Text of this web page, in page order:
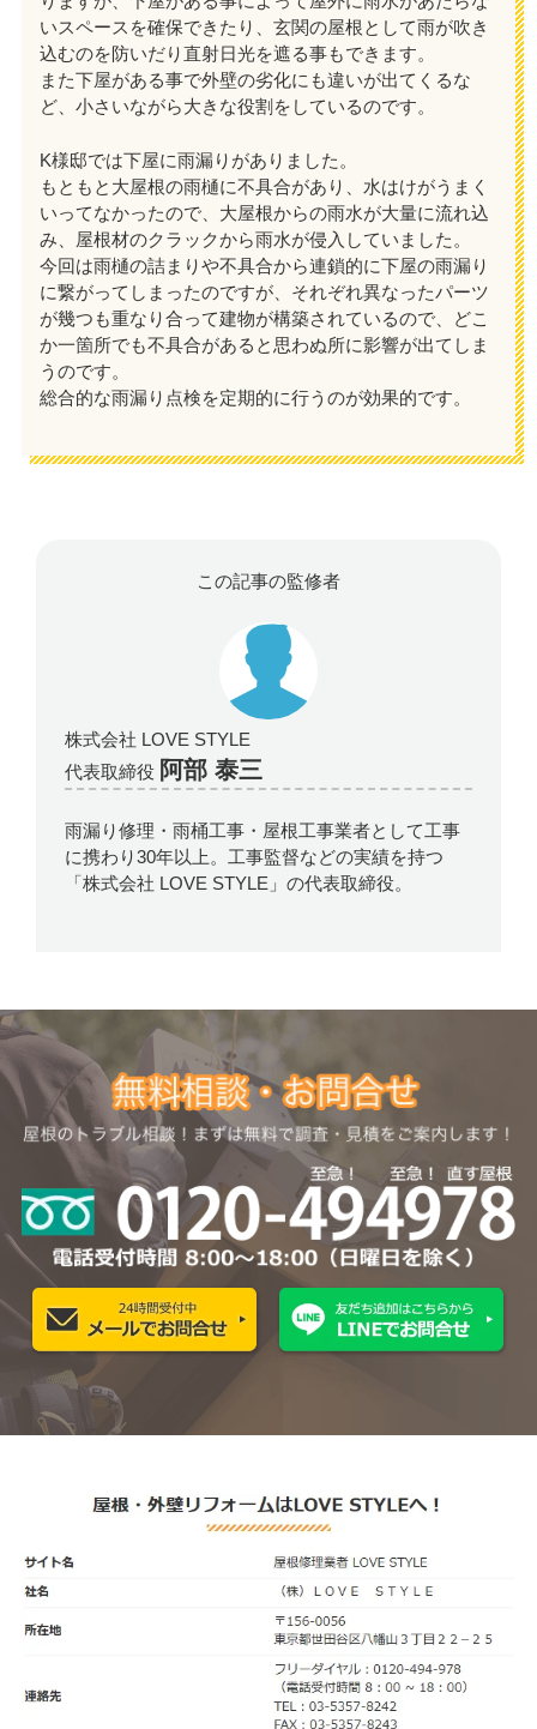
いスペースを確保できたり、玄関の屋根として雨が吹き
込むのを防いだり直射日光を遮る事もできます。
また下屋がある事で外壁の劣化にも違いが出てくるな
ど、小さいながら大きな役割をしているのです。
K様邸では下屋に雨漏りがありました。
もともと大屋根の雨樋に不具合があり、水はけがうまく
いってなかったので、大屋根からの雨水が大量に流れ込
み、屋根材のクラックから雨水が侵入していました。
今回は雨樋の詰まりや不具合から連鎖的に下屋の雨漏り
に繋がってしまったのですが、それぞれ異なったパーツ
が幾つも重なり合って建物が構築されているので、どこ
か一箇所でも不具合があると思わぬ所に影響が出てしま
うのです。
総合的な雨漏り点検を定期的に行うのが効果的です。
この記事の監修者
株式会社 LOVE STYLE
代表取締役 阿部 泰三
雨漏り修理・雨桶工事・屋根工事業者として工事
に携わり30年以上。工事監督などの実績を持つ
「株式会社 LOVE STYLE」の代表取締役。